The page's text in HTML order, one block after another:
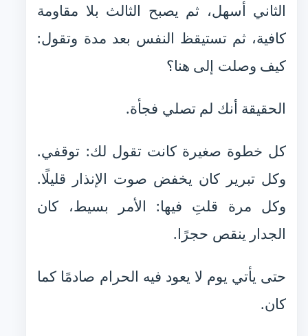
الثاني أسهل، ثم يصبح الثالث بلا مقاومة
كافية، ثم تستيقظ النفس بعد مدة وتقول:
كيف وصلت إلى هنا؟
الحقيقة أنك لم تصلي فجأة.
كل خطوة صغيرة كانت تقول لك: توقفي.
وكل تبرير كان يخفض صوت الإنذار قليلًا.
وكل مرة قلتِ فيها: الأمر بسيط، كان
الجدار ينقص حجرًا.
حتى يأتي يوم لا يعود فيه الحرام صادمًا كما
كان.